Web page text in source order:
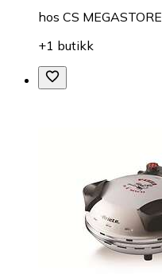
hos CS MEGASTORE
+1 butikk